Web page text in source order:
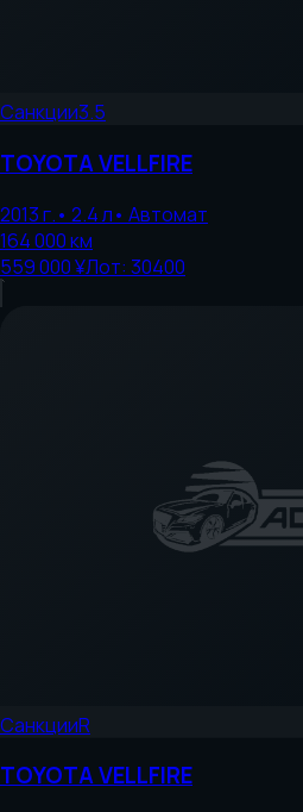
Санкции3.5
TOYOTAVELLFIRE
2013г.• 2.4л• Автомат
164 000км
559 000 ¥Лот: 30400
СанкцииR
TOYOTAVELLFIRE